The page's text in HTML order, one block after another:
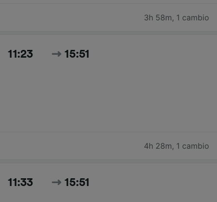
3h 58m, 1 cambio
11:23 15:51
4h 28m, 1 cambio
11:33 15:51